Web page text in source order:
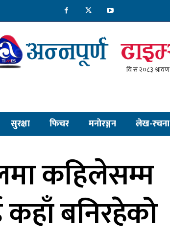
सुरक्षा फिचर मनाेरञ्जन लेख-रचना
कहिलेसम्म
बनिरहेको